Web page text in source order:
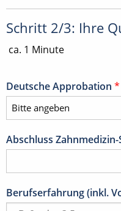
Schritt 2/3: Ihre
ca. 1 Minute
Deutsche Approbation *
Abschluss
Berufserfahrung (inkl.